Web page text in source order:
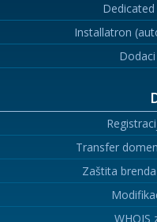
Installatron
Transfer
Zaštita
WHOIS